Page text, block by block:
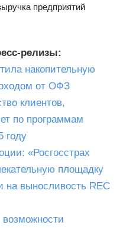
предприятий
релизы:
накопительную
от ОФЗ
клиентов,
по программам
году
«Росгосстрах
площадку
на выносливость REC
возможности